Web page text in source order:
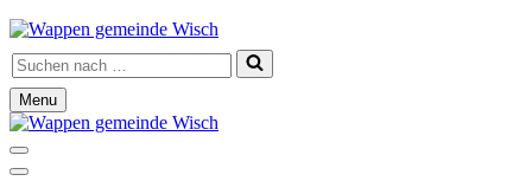
Suchen
nach …
Menu
Navigationsmenü
Navigationsmenü